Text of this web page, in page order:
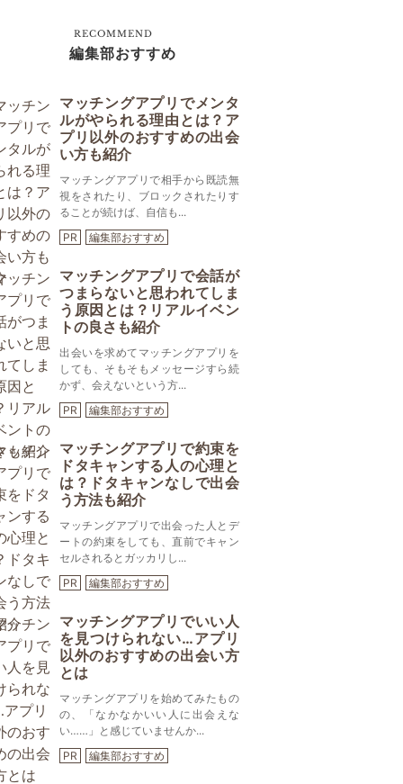
RECOMMEND
編集部おすすめ
マッチングアプリでメンタ
ルがやられる理由とは？ア
プリ以外のおすすめの出会
い方も紹介
マッチングアプリで相手から既読無
視をされたり、ブロックされたりす
ることが続けば、自信も...
PR
編集部おすすめ
マッチングアプリで会話が
つまらないと思われてしま
う原因とは？リアルイベン
トの良さも紹介
出会いを求めてマッチングアプリを
しても、そもそもメッセージすら続
かず、会えないという方...
PR
編集部おすすめ
マッチングアプリで約束を
ドタキャンする人の心理と
は？ドタキャンなしで出会
う方法も紹介
マッチングアプリで出会った人とデ
ートの約束をしても、直前でキャン
セルされるとガッカリし...
PR
編集部おすすめ
マッチングアプリでいい人
を見つけられない…アプリ
以外のおすすめの出会い方
とは
マッチングアプリを始めてみたもの
の、「なかなかいい人に出会えな
い……」と感じていませんか...
PR
編集部おすすめ